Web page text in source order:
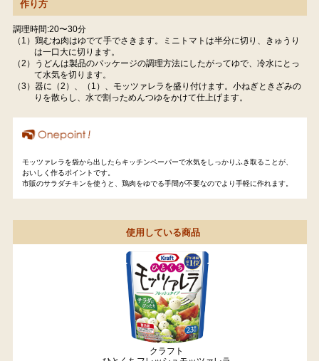
作り方
調理時間:20〜30分
（1）鶏むね肉はゆでて手でさきます。ミニトマトは半分に切り、きゅうり
は一口大に切ります。
（2）うどんは製品のパッケージの調理方法にしたがってゆで、冷水にとっ
て水気を切ります。
（3）器に（2）、（1）、モッツァレラを盛り付けます。小ねぎときざみの
りを散らし、水で割っためんつゆをかけて仕上げます。
モッツァレラを袋から出したらキッチンペーパーで水気をしっかりふき取ることが、
おいしく作るポイントです。
市販のサラダチキンを使うと、鶏肉をゆでる手間が不要なのでより手軽に作れます。
使用している商品
クラフト